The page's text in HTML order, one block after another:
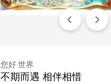
您好 世界
不期而遇 相伴相惜